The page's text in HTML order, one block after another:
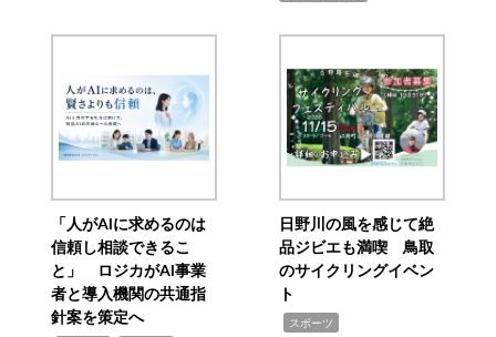
「人がAIに求めるのは
信頼し相談できるこ
と」 ロジカがAI事業
者と導入機関の共通指
針案を策定へ
日野川の風を感じて絶
品ジビエも満喫 鳥取
のサイクリングイベン
ト
スポーツ